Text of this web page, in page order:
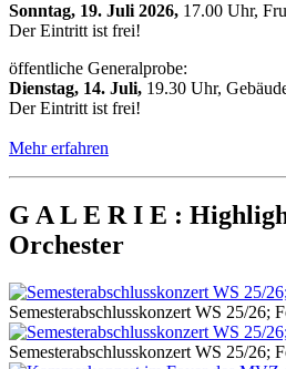
Sonntag, 19. Juli 2026, 17.00 Uhr,
Der Eintritt ist frei!
öffentliche Generalprobe:
Dienstag, 14. Juli, 19.30 Uhr,
Der Eintritt ist frei!
Mehr erfahren
G A L E R I E :
Orchester
Semesterabschlusskonzert WS 25/26;
Semesterabschlusskonzert WS 25/26;